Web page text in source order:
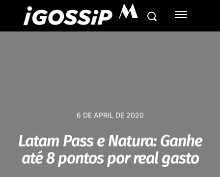
M
6 DE APRIL DE 2020
Latam Pass e Natura: Ganhe
até 8 pontos por real gasto